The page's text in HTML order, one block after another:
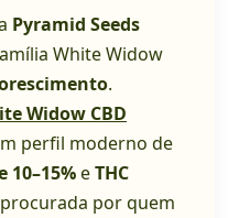
Pyramid Seeds
White Widow
.
Widow CBD
perfil moderno de
10–15%eTHC
por quem